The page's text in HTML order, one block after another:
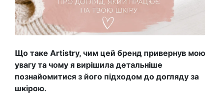
Що таке Artistry, чим цей бренд привернув мою
увагу та чому я вирішила детальніше
познайомитися з його підходом до догляду за
шкірою.